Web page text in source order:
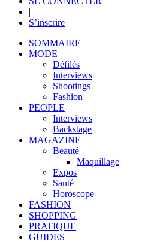
|
S’inscrire
SOMMAIRE
MODE
Défilés
Interviews
Shootings
Fashion
PEOPLE
Interviews
Backstage
MAGAZINE
Beauté
Maquillage
Expos
Santé
Horoscope
FASHION
SHOPPING
PRATIQUE
GUIDES